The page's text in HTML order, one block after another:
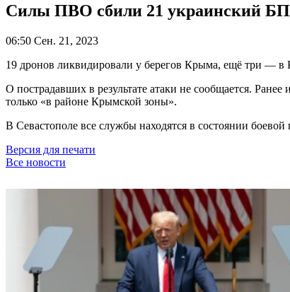
Силы ПВО сбили 21 украинский
06:50 Сен. 21, 2023
19 дронов ликвидировали у берегов Крыма, ещё три — в
О пострадавших в результате атаки не сообщается.
только «в районе Крымской зоны».
В Севастополе все службы находятся в состоянии
Версия для печати
Все новости